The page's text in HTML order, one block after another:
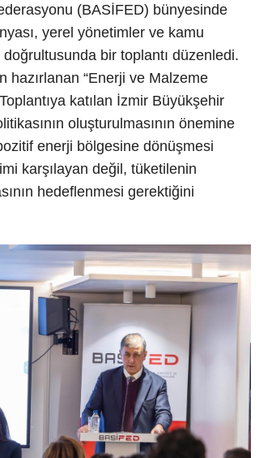
(BASİFED) bünyesinde
yerel yönetimler ve kamu
bir toplantı düzenledi.
hazırlanan “Enerji ve Malzeme
katılan İzmir Büyükşehir
oluşturulmasının önemine
enerji bölgesine dönüşmesi
karşılayan değil, tüketilenin
hedeflenmesi gerektiğini